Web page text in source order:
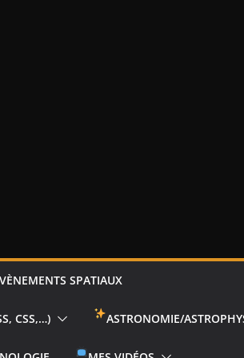
SPATIAUX
CSS,…) ASTRONOMIE/